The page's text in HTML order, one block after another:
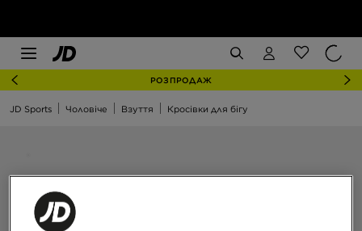
РОЗПРОДАЖ
JD Sports Чоловіче Взуття Кросівки для бігу